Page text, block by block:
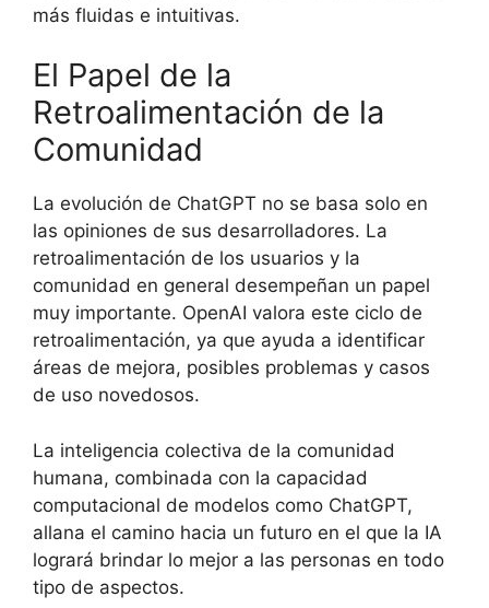
más fluidas e intuitivas.
El Papel de la
Retroalimentación de la
Comunidad
La evolución de ChatGPT no se basa solo en
las opiniones de sus desarrolladores. La
retroalimentación de los usuarios y la
comunidad en general desempeñan un papel
muy importante. OpenAI valora este ciclo de
retroalimentación, ya que ayuda a identificar
áreas de mejora, posibles problemas y casos
de uso novedosos.
La inteligencia colectiva de la comunidad
humana, combinada con la capacidad
computacional de modelos como ChatGPT,
allana el camino hacia un futuro en el que la IA
logrará brindar lo mejor a las personas en todo
tipo de aspectos.